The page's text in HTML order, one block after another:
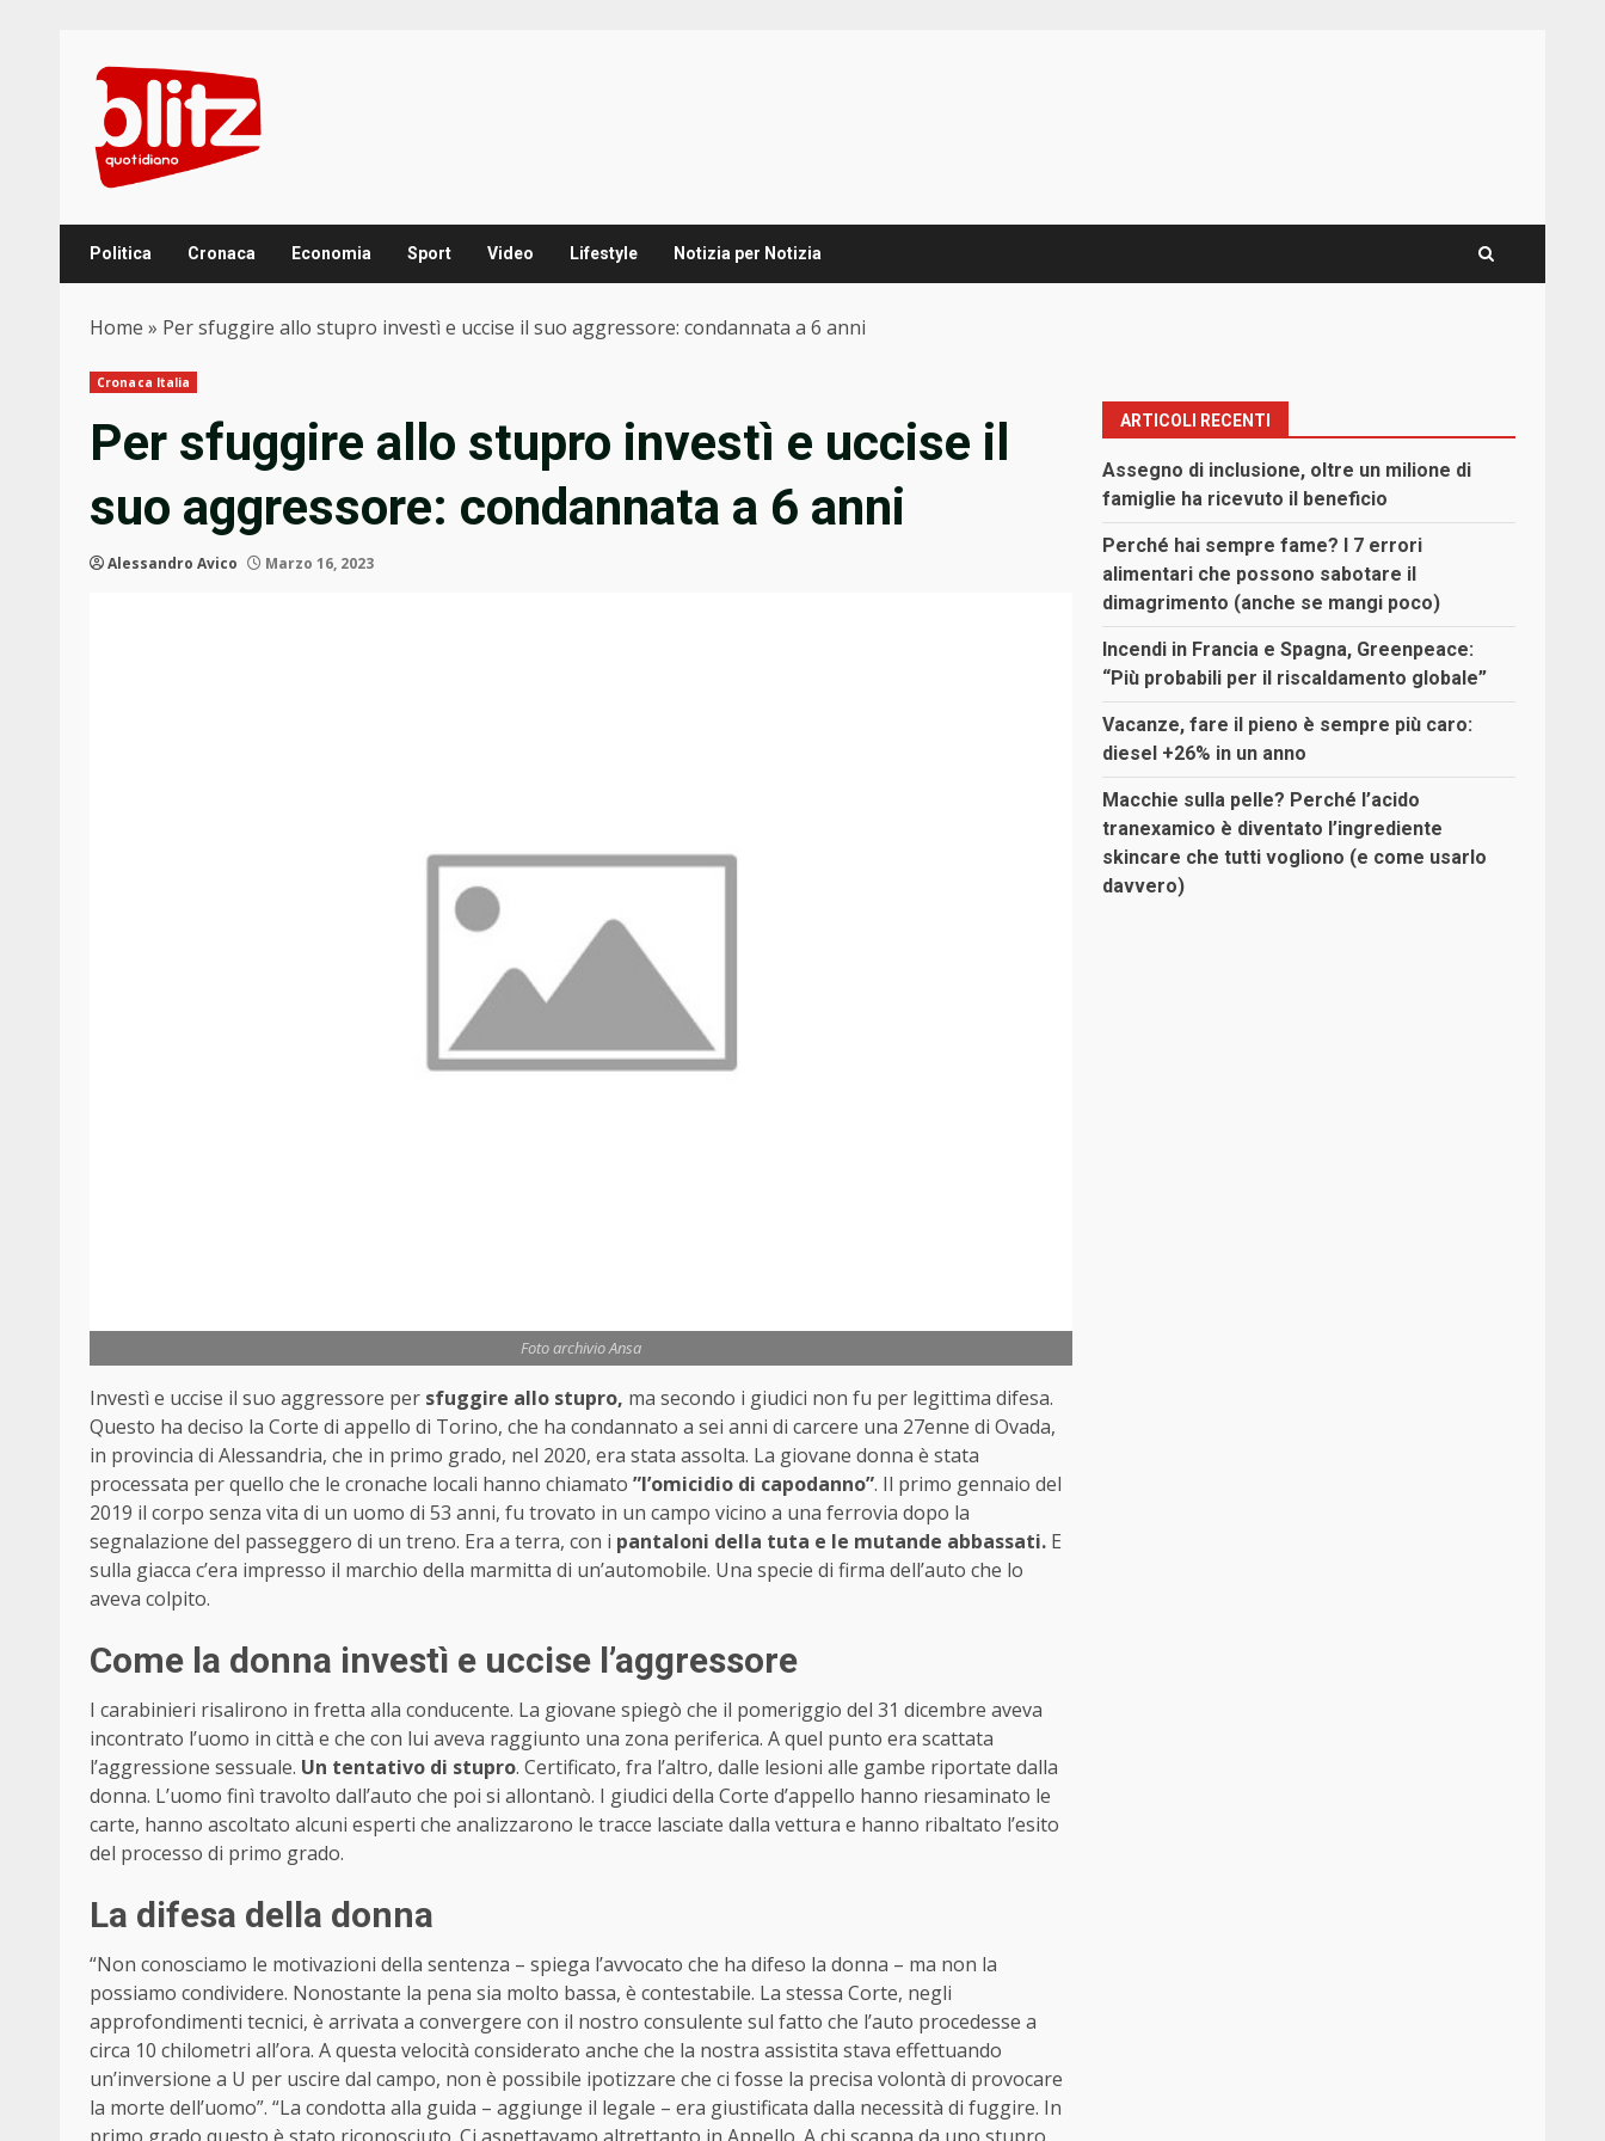
content
Politica Cronaca Economia Sport Video Lifestyle Notizia per Notizia
Home » Per sfuggire allo stupro investì e uccise il suo aggressore: condannata a 6 anni
Cronaca Italia
Per sfuggire allo stupro investì e uccise il
suo aggressore: condannata a 6 anni
Alessandro Avico Marzo 16, 2023
Foto archivio Ansa
Investì e uccise il suo aggressore per sfuggire allo stupro, ma secondo i giudici non fu per legittima difesa.
Questo ha deciso la Corte di appello di Torino, che ha condannato a sei anni di carcere una 27enne di Ovada,
in provincia di Alessandria, che in primo grado, nel 2020, era stata assolta. La giovane donna è stata
processata per quello che le cronache locali hanno chiamato ”l’omicidio di capodanno”. Il primo gennaio del
2019 il corpo senza vita di un uomo di 53 anni, fu trovato in un campo vicino a una ferrovia dopo la
segnalazione del passeggero di un treno. Era a terra, con i pantaloni della tuta e le mutande abbassati. E
sulla giacca c’era impresso il marchio della marmitta di un’automobile. Una specie di firma dell’auto che lo
aveva colpito.
Come la donna investì e uccise l’aggressore
I carabinieri risalirono in fretta alla conducente. La giovane spiegò che il pomeriggio del 31 dicembre aveva
incontrato l’uomo in città e che con lui aveva raggiunto una zona periferica. A quel punto era scattata
l’aggressione sessuale. Un tentativo di stupro. Certificato, fra l’altro, dalle lesioni alle gambe riportate dalla
donna. L’uomo finì travolto dall’auto che poi si allontanò. I giudici della Corte d’appello hanno riesaminato le
carte, hanno ascoltato alcuni esperti che analizzarono le tracce lasciate dalla vettura e hanno ribaltato l’esito
del processo di primo grado.
La difesa della donna
“Non conosciamo le motivazioni della sentenza – spiega l’avvocato che ha difeso la donna – ma non la
possiamo condividere. Nonostante la pena sia molto bassa, è contestabile. La stessa Corte, negli
approfondimenti tecnici, è arrivata a convergere con il nostro consulente sul fatto che l’auto procedesse a
circa 10 chilometri all’ora. A questa velocità considerato anche che la nostra assistita stava effettuando
un’inversione a U per uscire dal campo, non è possibile ipotizzare che ci fosse la precisa volontà di provocare
la morte dell’uomo”. “La condotta alla guida – aggiunge il legale – era giustificata dalla necessità di fuggire. In
primo grado questo è stato riconosciuto. Ci aspettavamo altrettanto in Appello. A chi scappa da uno stupro
ARTICOLI RECENTI
Assegno di inclusione, oltre un milione di
famiglie ha ricevuto il beneficio
Perché hai sempre fame? I 7 errori
alimentari che possono sabotare il
dimagrimento (anche se mangi poco)
Incendi in Francia e Spagna, Greenpeace:
“Più probabili per il riscaldamento globale”
Vacanze, fare il pieno è sempre più caro:
diesel +26% in un anno
Macchie sulla pelle? Perché l’acido
tranexamico è diventato l’ingrediente
skincare che tutti vogliono (e come usarlo
davvero)